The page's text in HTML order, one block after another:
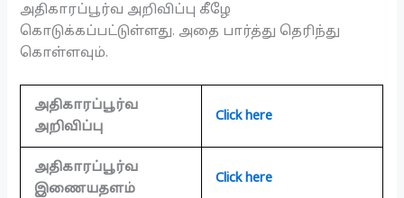
அதிகாரப்பூர்வ அறிவிப்பு கீழே
கொடுக்கப்பட்டுள்ளது. அதை பார்த்து தெரிந்து
கொள்ளவும்.
அதிகாரப்பூர்வ
அறிவிப்பு
Click here
அதிகாரப்பூர்வ
இணையதளம்
Click here